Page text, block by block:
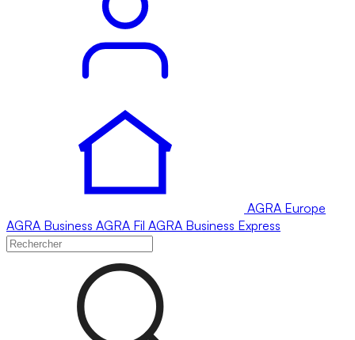
AGRA Europe
AGRA Business AGRA Fil AGRA Business Express